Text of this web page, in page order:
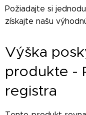
Požiadajte si
získajte našu
Výška
produkte -
registra